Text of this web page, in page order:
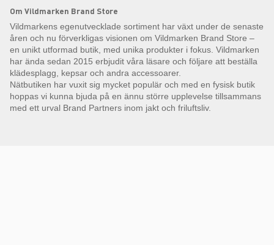
Om Vildmarken Brand Store
Vildmarkens egenutvecklade sortiment har växt under de senaste
åren och nu förverkligas visionen om Vildmarken Brand Store –
en unikt utformad butik, med unika produkter i fokus. Vildmarken
har ända sedan 2015 erbjudit våra läsare och följare att beställa
klädesplagg, kepsar och andra accessoarer.
Nätbutiken har vuxit sig mycket populär och med en fysisk butik
hoppas vi kunna bjuda på en ännu större upplevelse tillsammans
med ett urval Brand Partners inom jakt och friluftsliv.